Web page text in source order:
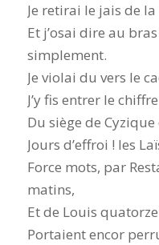
Je retirai le jais de
Et j’osai dire au
simplement.
Je violai du vers le
J’y fis entrer le
Du siège de
Jours d’effroi ! les
Force mots, par
matins,
Et de Louis
Portaient encor